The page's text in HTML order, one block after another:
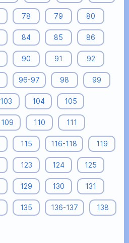
78 79 80
84 85 86
90 91 92
96-97 98 99
103 104 105
109 110 111
115 116-118 119
123 124 125
129 130 131
135 136-137 138